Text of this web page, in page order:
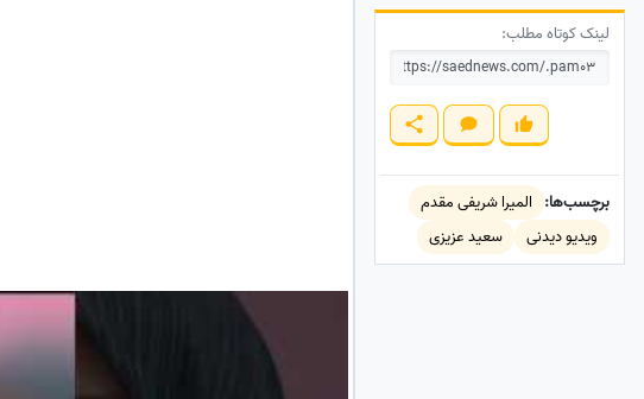
لینک کوتاه مطلب:
برچسب‌ها: المیرا شریفی مقدم
ویدیو دیدنی
سعید عزیزی